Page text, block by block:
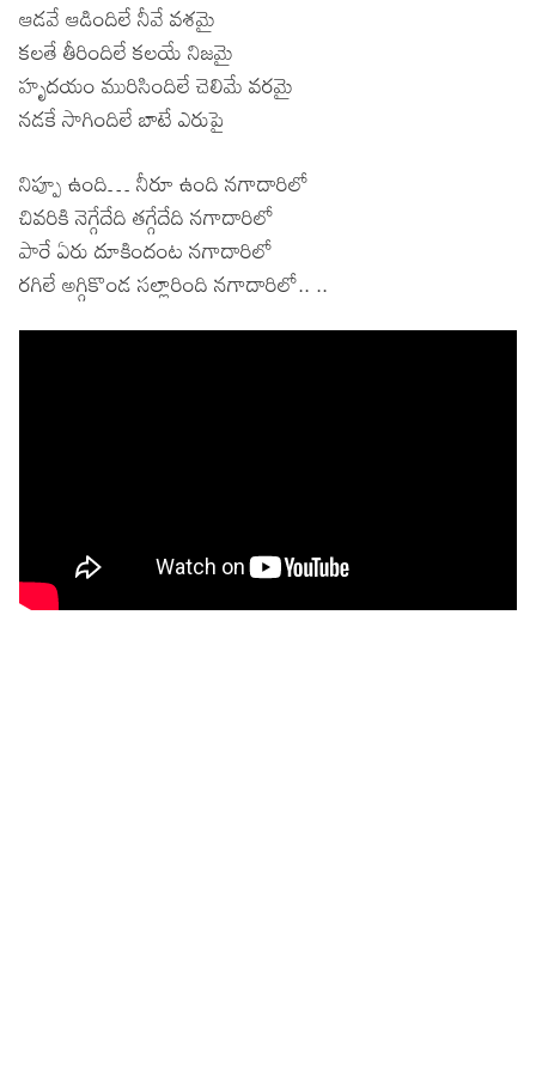
ఆడవే ఆడిందిలే నీవే వశమై
కలతే తీరిందిలే కలయే నిజమై
హృదయం మురిసిందిలే చెలిమే వరమై
నడకే సాగిందిలే బాటే ఎరుపై
నిప్పూ ఉంది… నీరూ ఉంది నగాదారిలో
చివరికి నెగ్గేదేది తగ్గేదేది నగాదారిలో
పారే ఏరు దూకిందంట నగాదారిలో
రగిలే అగ్గికొండ సల్లారింది నగాదారిలో.. ..